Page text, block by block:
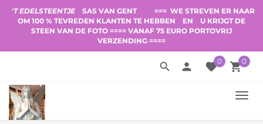
'T EDELSTEENTJE SAS VAN GENT
=== WE STREVEN ER NAAR
OM 100 % TEVREDEN KLANTEN TE HEBBEN
EN
U KRIJGT DE
STEEN VAN DE FOTO ==== VANAF 75 EURO PORTOVRIJ
VERZENDING ====
local_grocery_store0
favorite0
search person